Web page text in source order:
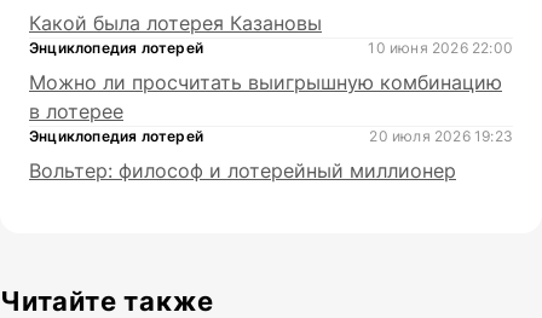
Какой была лотерея Казановы
Энциклопедия лотерей 10 июня 2026 22:00
Можно ли просчитать выигрышную комбинацию
в лотерее
Энциклопедия лотерей 20 июля 2026 19:23
Вольтер: философ и лотерейный миллионер
Читайте также